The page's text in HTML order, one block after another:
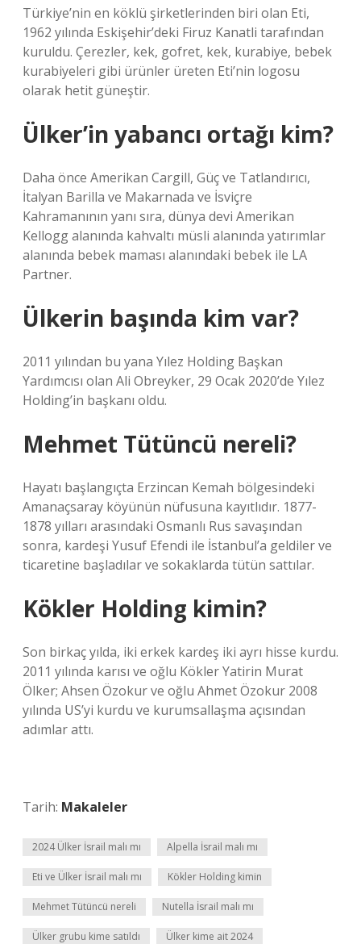
Türkiye’nin en köklü şirketlerinden biri olan Eti,
1962 yılında Eskişehir’deki Firuz Kanatli tarafından
kuruldu. Çerezler, kek, gofret, kek, kurabiye, bebek
kurabiyeleri gibi ürünler üreten Eti’nin logosu
olarak hetit güneştir.
Ülker’in yabancı ortağı kim?
Daha önce Amerikan Cargill, Güç ve Tatlandırıcı,
İtalyan Barilla ve Makarnada ve İsviçre
Kahramanının yanı sıra, dünya devi Amerikan
Kellogg alanında kahvaltı müsli alanında yatırımlar
alanında bebek maması alanındaki bebek ile LA
Partner.
Ülkerin başında kim var?
2011 yılından bu yana Yılez Holding Başkan
Yardımcısı olan Ali Obreyker, 29 Ocak 2020’de Yılez
Holding’in başkanı oldu.
Mehmet Tütüncü nereli?
Hayatı başlangıçta Erzincan Kemah bölgesindeki
Amanaçsaray köyünün nüfusuna kayıtlıdır. 1877-
1878 yılları arasındaki Osmanlı Rus savaşından
sonra, kardeşi Yusuf Efendi ile İstanbul’a geldiler ve
ticaretine başladılar ve sokaklarda tütün sattılar.
Kökler Holding kimin?
Son birkaç yılda, iki erkek kardeş iki ayrı hisse kurdu.
2011 yılında karısı ve oğlu Kökler Yatirin Murat
Ölker; Ahsen Özokur ve oğlu Ahmet Özokur 2008
yılında US’yi kurdu ve kurumsallaşma açısından
adımlar attı.
Tarih: Makaleler
2024 Ülker İsrail malı mı Alpella İsrail malı mı
Eti ve Ülker İsrail malı mı Kökler Holding kimin
Mehmet Tütüncü nereli Nutella İsrail malı mı
Ülker grubu kime satıldı Ülker kime ait 2024